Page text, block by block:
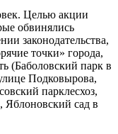
Целью акции
обвинялись
законодательства,
точки» города,
(Баболовский парк в
Подковырова,
парклесхоз,
Яблоновский сад в